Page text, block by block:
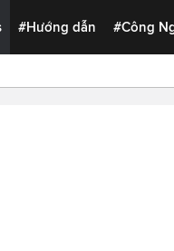
#Hướng dẫn #Công